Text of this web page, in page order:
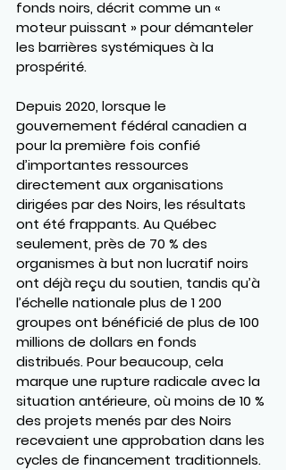
fonds noirs, décrit comme un «
moteur puissant » pour démanteler
les barrières systémiques à la
prospérité.
Depuis 2020, lorsque le
gouvernement fédéral canadien a
pour la première fois confié
d’importantes ressources
directement aux organisations
dirigées par des Noirs, les résultats
ont été frappants. Au Québec
seulement, près de 70 % des
organismes à but non lucratif noirs
ont déjà reçu du soutien, tandis qu’à
l’échelle nationale plus de 1 200
groupes ont bénéficié de plus de 100
millions de dollars en fonds
distribués. Pour beaucoup, cela
marque une rupture radicale avec la
situation antérieure, où moins de 10 %
des projets menés par des Noirs
recevaient une approbation dans les
cycles de financement traditionnels.